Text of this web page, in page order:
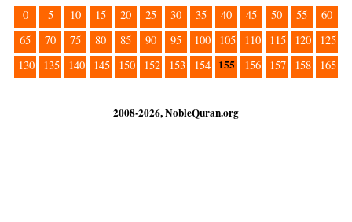
0 5 10 15 20 25 30 35 40 45 50 55
60
65
70 75 80 85 90 95 100 105 110 115 120
125
130
135 140 145 150 152 153 154 155 156 157 158 165
2008-2026, NobleQuran.org